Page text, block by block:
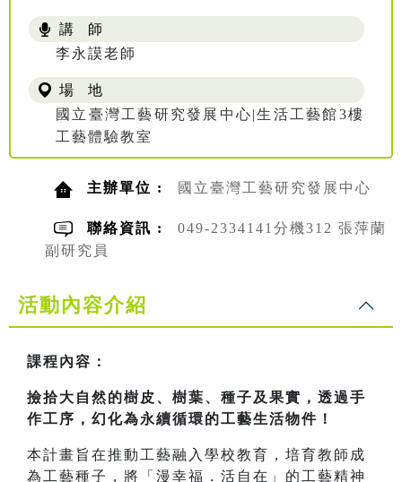
講 師
李永謨老師
場 地
國立臺灣工藝研究發展中心|生活工藝館3樓
工藝體驗教室
主辦單位 : 國立臺灣工藝研究發展中心
聯絡資訊 :
049-2334141分機312 張萍蘭
副研究員
活動內容介紹
課程內容：
撿拾大自然的樹皮、樹葉、種子及果實，透過手
作工序，幻化為永續循環的工藝生活物件！
本計畫旨在推動工藝融入學校教育，培育教師成
為工藝種子，將「漫幸福．活自在」的工藝精神